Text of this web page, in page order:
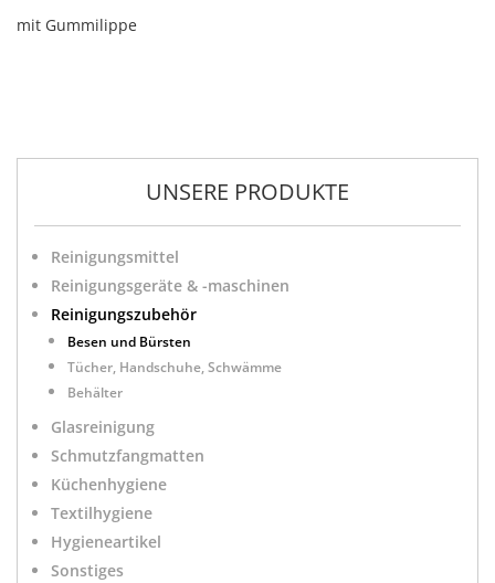
mit Gummilippe
UNSERE PRODUKTE
Reinigungsmittel
Reinigungsgeräte & -maschinen
Reinigungszubehör
Besen und Bürsten
Tücher, Handschuhe, Schwämme
Behälter
Glasreinigung
Schmutzfangmatten
Küchenhygiene
Textilhygiene
Hygieneartikel
Sonstiges